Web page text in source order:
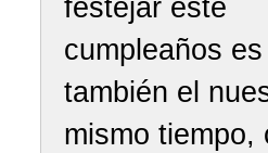
festejar este
cumpleaños
también el
mismo tiempo,